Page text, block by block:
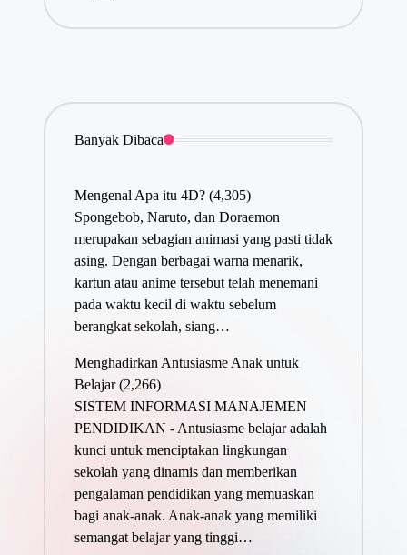
Banyak Dibaca
Mengenal Apa itu 4D? (4,305)
Spongebob, Naruto, dan Doraemon
merupakan sebagian animasi yang pasti tidak
asing. Dengan berbagai warna menarik,
kartun atau anime tersebut telah menemani
pada waktu kecil di waktu sebelum
berangkat sekolah, siang…
Menghadirkan Antusiasme Anak untuk
Belajar (2,266)
SISTEM INFORMASI MANAJEMEN
PENDIDIKAN - Antusiasme belajar adalah
kunci untuk menciptakan lingkungan
sekolah yang dinamis dan memberikan
pengalaman pendidikan yang memuaskan
bagi anak-anak. Anak-anak yang memiliki
semangat belajar yang tinggi…